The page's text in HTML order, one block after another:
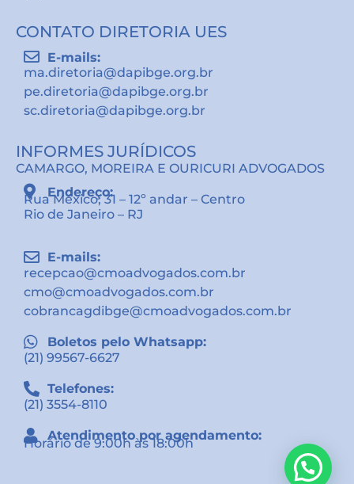
CONTATO DIRETORIA UES
E-mails:
ma.diretoria@dapibge.org.br
pe.diretoria@dapibge.org.br
sc.diretoria@dapibge.org.br
INFORMES JURÍDICOS
CAMARGO, MOREIRA E OURICURI ADVOGADOS
Endereço:
Rua México, 31 – 12º andar – Centro
Rio de Janeiro – RJ
E-mails:
recepcao@cmoadvogados.com.br
cmo@cmoadvogados.com.br
cobrancagdibge@cmoadvogados.com.br
Boletos pelo Whatsapp:
(21) 99567-6627
Telefones:
(21) 3554-8110
Atendimento por agendamento:
Horário de 9:00h às 18:00h